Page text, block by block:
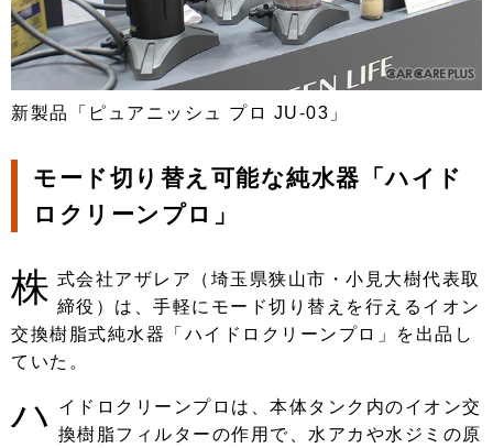
新製品「ピュアニッシュ プロ JU-03」
モード切り替え可能な純水器「ハイド
ロクリーンプロ」
株 式会社アザレア（埼玉県狭山市・小見大樹代表取
締役）は、手軽にモード切り替えを行えるイオン
交換樹脂式純水器「ハイドロクリーンプロ」を出品し
ていた。
ハ
イドロクリーンプロは、本体タンク内のイオン交
換樹脂フィルターの作用で、水アカや水ジミの原